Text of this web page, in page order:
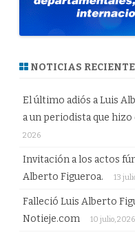
NOTICIAS
El último adiós a Luis
a un periodista que hizo
2026
Invitación a los actos
Alberto Figueroa.
13
Falleció Luis Alberto
Notieje.com
10 julio, 2026